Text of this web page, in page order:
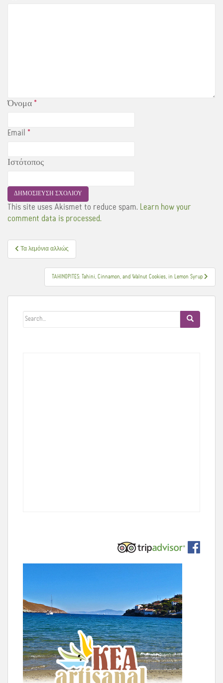
Όνομα *
Email *
Ιστότοπος
This site uses Akismet to reduce spam. Learn how your
comment data is processed.
Πλοήγηση
άρθρων
Τα λεμόνια αλλιώς
TAHINOPITES: Tahini, Cinnamon, and Walnut Cookies, in Lemon Syrup